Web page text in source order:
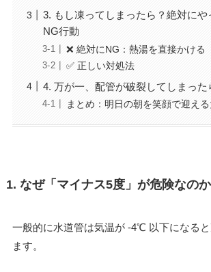
3. もし凍ってしまったら？絶対に
NG行動
❌ 絶対にNG：熱湯を直接かける
✅ 正しい対処法
4. 万が一、配管が破裂してしまった
まとめ：明日の朝を笑顔で迎える
1. なぜ「マイナス5度」が危険なのか
一般的に水道管は気温が -4℃ 以下になる
ます。